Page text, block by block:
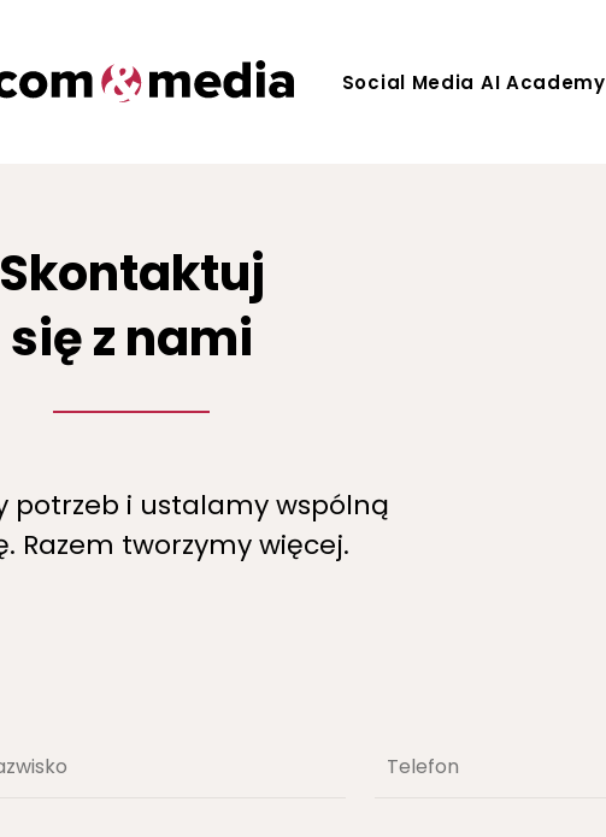
Social Media AI Academy
Skontaktuj
się z nami
potrzeb i ustalamy wspólną
Razem tworzymy więcej.